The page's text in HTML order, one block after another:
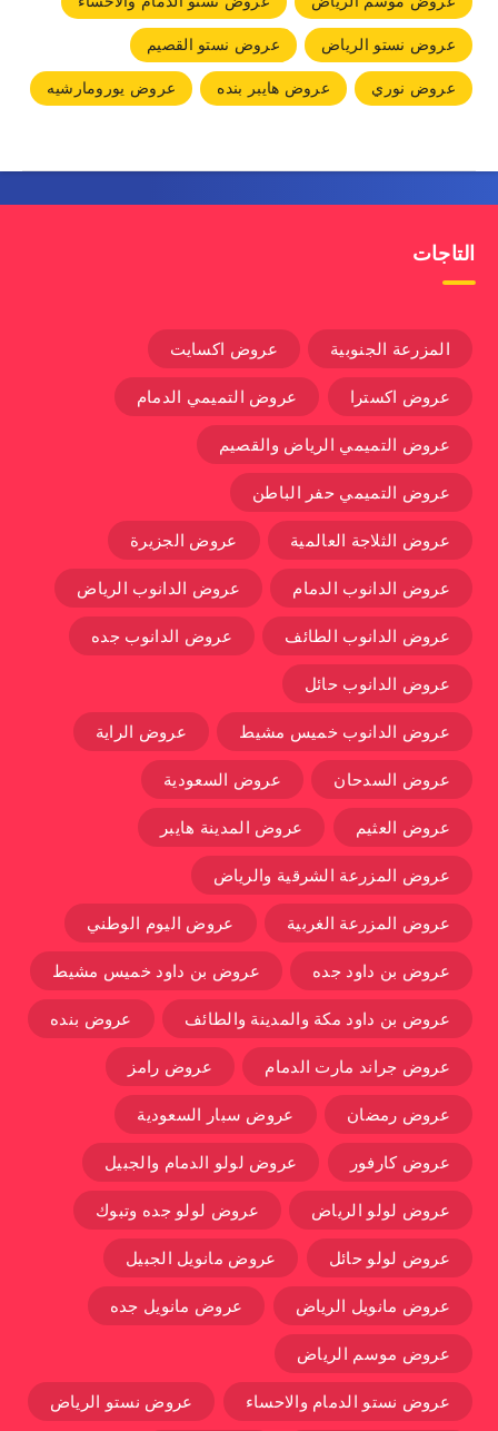
عروض نستو الرياض
عروض نستو القصيم
عروض نوري
عروض هايبر بنده عروض يورومارشيه
التاجات
المزرعة الجنوبية عروض اكسايت
عروض اكسترا عروض التميمي الدمام
عروض التميمي الرياض والقصيم
عروض التميمي حفر الباطن
عروض الثلاجة العالمية عروض الجزيرة
عروض الدانوب الدمام عروض الدانوب الرياض
عروض الدانوب الطائف عروض الدانوب جده
عروض الدانوب حائل
عروض الدانوب خميس مشيط عروض الراية
عروض السدحان عروض السعودية
عروض العثيم عروض المدينة هايبر
عروض المزرعة الشرقية والرياض
عروض المزرعة الغربية عروض اليوم الوطني
عروض بن داود جده عروض بن داود خميس مشيط
عروض بن داود مكة والمدينة والطائف عروض بنده
عروض جراند مارت الدمام عروض رامز
عروض رمضان عروض سبار السعودية
عروض كارفور عروض لولو الدمام والجبيل
عروض لولو الرياض عروض لولو جده وتبوك
عروض لولو حائل عروض مانويل الجبيل
عروض مانويل الرياض عروض مانويل جده
عروض موسم الرياض
عروض نستو الدمام والاحساء عروض نستو الرياض